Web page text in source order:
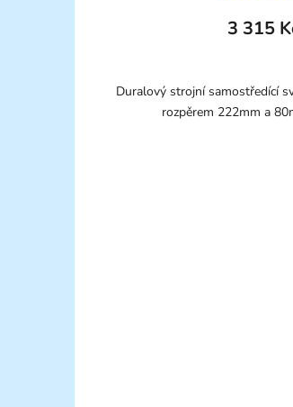
3 315
Duralový strojní samostředící
rozpěrem 222mm a